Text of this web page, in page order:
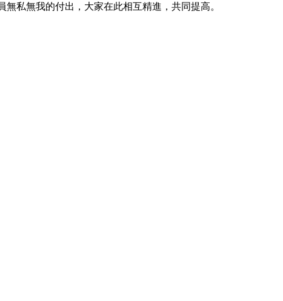
私無我的付出，大家在此相互精進，共同提高。